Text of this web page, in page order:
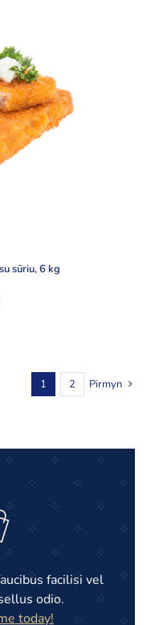
sūriu, 6 kg
1 2 Pirmyn
facilisi vel
odio.
today!